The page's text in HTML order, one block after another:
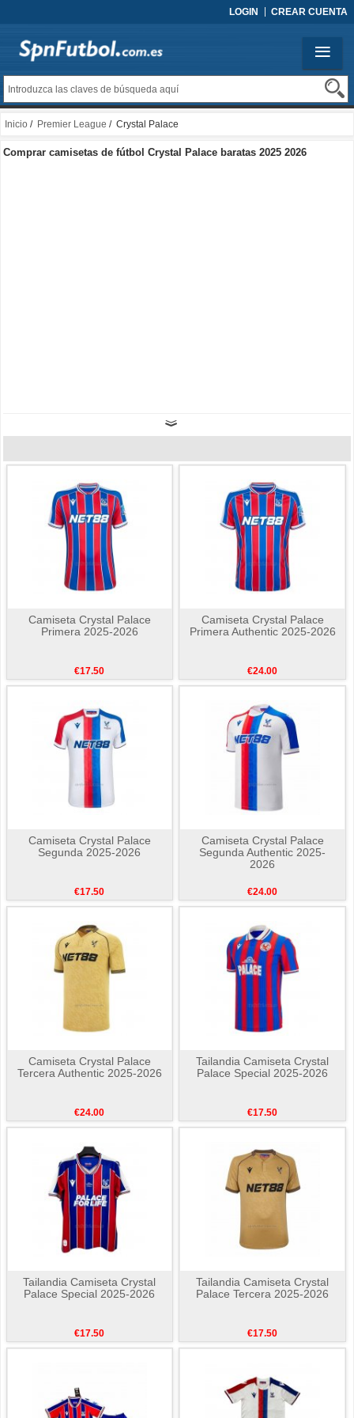
LOGIN CREAR CUENTA
Inicio / Premier League / Crystal Palace
Comprar camisetas de fútbol Crystal Palace baratas 2025 2026
Camiseta Crystal Palace
Primera 2025-2026
€17.50
Camiseta Crystal Palace
Primera Authentic 2025-2026
€24.00
Camiseta Crystal Palace
Segunda 2025-2026
€17.50
Camiseta Crystal Palace
Segunda Authentic 2025-
2026
€24.00
Camiseta Crystal Palace
Tercera Authentic 2025-2026
€24.00
Tailandia Camiseta Crystal
Palace Special 2025-2026
€17.50
Tailandia Camiseta Crystal
Palace Special 2025-2026
€17.50
Tailandia Camiseta Crystal
Palace Tercera 2025-2026
€17.50